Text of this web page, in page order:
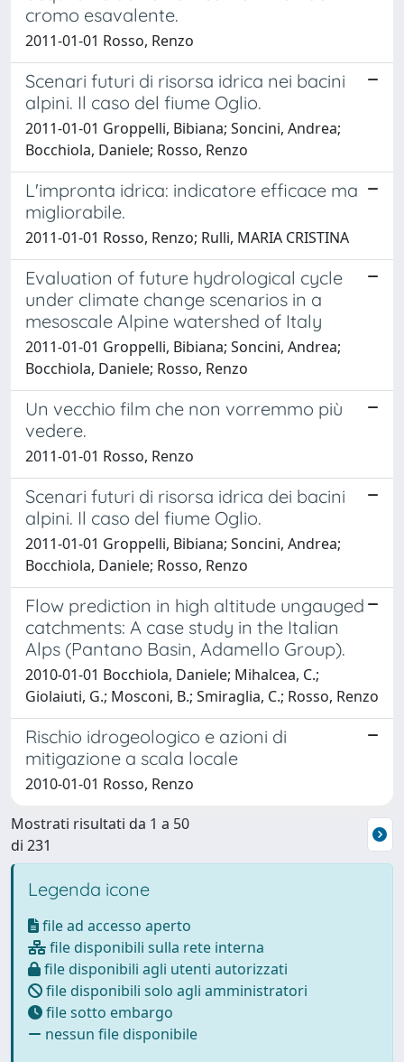
cromo esavalente.
2011-01-01 Rosso, Renzo
Scenari futuri di risorsa idrica nei bacini
alpini. Il caso del fiume Oglio.
2011-01-01 Groppelli, Bibiana; Soncini, Andrea;
Bocchiola, Daniele; Rosso, Renzo
L'impronta idrica: indicatore efficace ma
migliorabile.
2011-01-01 Rosso, Renzo; Rulli, MARIA CRISTINA
Evaluation of future hydrological cycle
under climate change scenarios in a
mesoscale Alpine watershed of Italy
2011-01-01 Groppelli, Bibiana; Soncini, Andrea;
Bocchiola, Daniele; Rosso, Renzo
Un vecchio film che non vorremmo più
vedere.
2011-01-01 Rosso, Renzo
Scenari futuri di risorsa idrica dei bacini
alpini. Il caso del fiume Oglio.
2011-01-01 Groppelli, Bibiana; Soncini, Andrea;
Bocchiola, Daniele; Rosso, Renzo
Flow prediction in high altitude ungauged
catchments: A case study in the Italian
Alps (Pantano Basin, Adamello Group).
2010-01-01 Bocchiola, Daniele; Mihalcea, C.;
Giolaiuti, G.; Mosconi, B.; Smiraglia, C.; Rosso, Renzo
Rischio idrogeologico e azioni di
mitigazione a scala locale
2010-01-01 Rosso, Renzo
Mostrati risultati da 1 a 50
di 231
Legenda icone
file ad accesso aperto
file disponibili sulla rete interna
file disponibili agli utenti autorizzati
file disponibili solo agli amministratori
file sotto embargo
nessun file disponibile